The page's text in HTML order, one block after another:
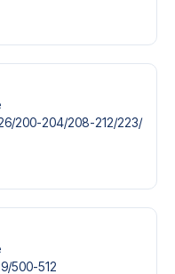
​200-204/​208-212/​223/​
​500-512